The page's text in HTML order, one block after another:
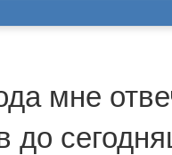
мне
до